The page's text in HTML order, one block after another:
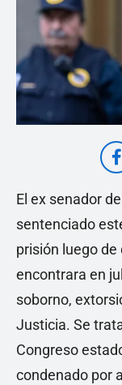
El ex senador
sentenciado
prisión luego
encontrara en
soborno,
Justicia. Se
Congreso
condenado por